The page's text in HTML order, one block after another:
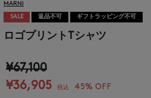
MARNI
SALE 返品不可 ギフトラッピング不可
ロゴプリントTシャツ
¥67,100
¥36,905
税込 45% OFF